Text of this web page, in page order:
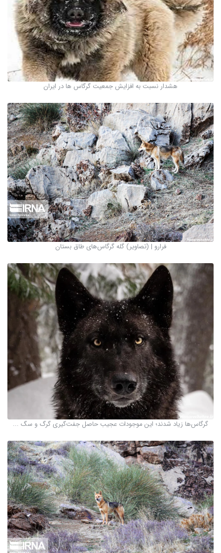
هشدار نسبت به افزایش جمعیت گرگاس ها در ایران
فرارو | (تصاویر) گله گرگاس‌های طاق بستان
گرگاس‌ها زیاد شدند؛ این موجودات عجیب حاصل جفت‌گیری گرگ و سگ ...